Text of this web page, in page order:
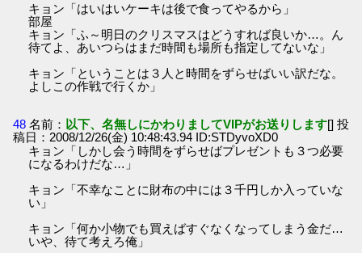
キョン「はいはいケーキは後で食ってやるから」
部屋
キョン「ふ～明日のクリスマスはどうすれば良いか…。ん
待てよ、あいつらはまだ時間も場所も指定してないな」
キョン「ということは３人と時間をずらせばいい訳だな。
よしこの作戦で行くか」
48 名前： 以下、名無しにかわりましてVIPがお送りします[] 投
稿日：2008/12/26(金) 10:48:43.94 ID:STDyvoXD0
キョン「しかし会う時間をずらせばプレゼントも３つ必要
になるわけだな…」
キョン「不幸なことに財布の中には３千円しか入っていな
い」
キョン「何か小物でも買えばすぐなくなってしまう金だ…
いや、待て考えろ俺」